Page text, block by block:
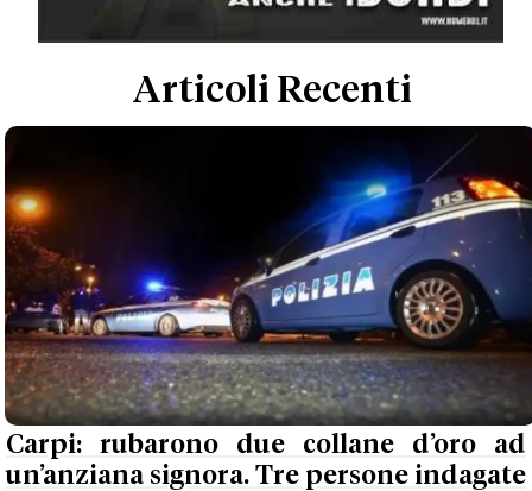
Articoli Recenti
Carpi: rubarono due collane d’oro ad
un’anziana signora. Tre persone indagate